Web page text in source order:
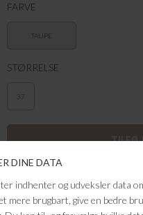
FARVE
TAUPE
STØRRELSE
37
letvægtsmodel med ekstra tyk
såler er med aquagrip-gummi